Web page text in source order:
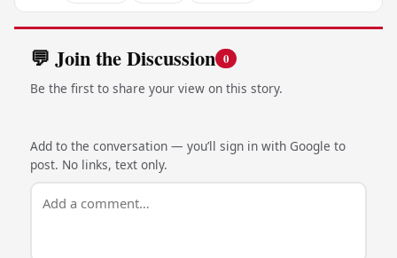
💬 Join the Discussion 0
Be the first to share your view on this story.
Add to the conversation — you’ll sign in with Google to
post. No links, text only.